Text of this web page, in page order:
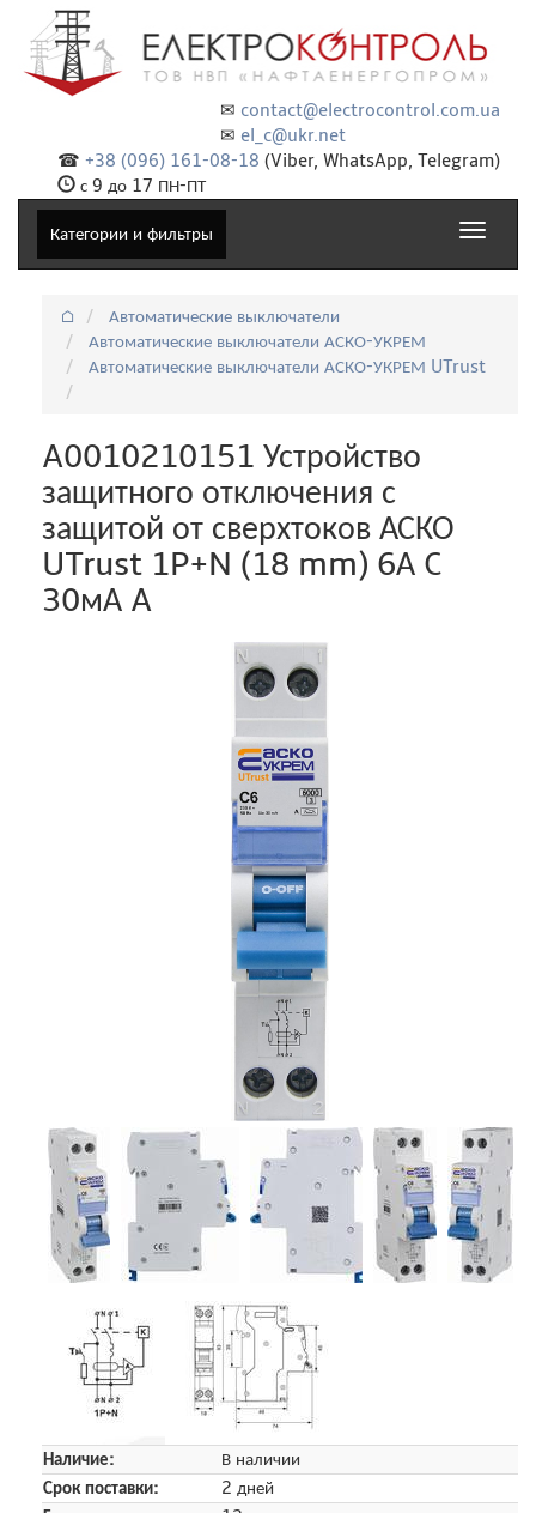
✉ contact@electrocontrol.com.ua
✉ el_c@ukr.net
☎ +38 (096) 161-08-18 (Viber, WhatsApp, Telegram)
с 9 до 17 ПН-ПТ
Категории и фильтры
Toggle
⌂
Автоматические выключатели
Автоматические выключатели АСКО-УКРЕМ
Автоматические выключатели АСКО-УКРЕМ UTrust
A0010210151 Устройство
защитного отключения с
защитой от сверхтоков АСКО
UTrust 1P+N (18 mm) 6А C
30мА A
Наличие:
В наличии
Срок поставки:
2 дней